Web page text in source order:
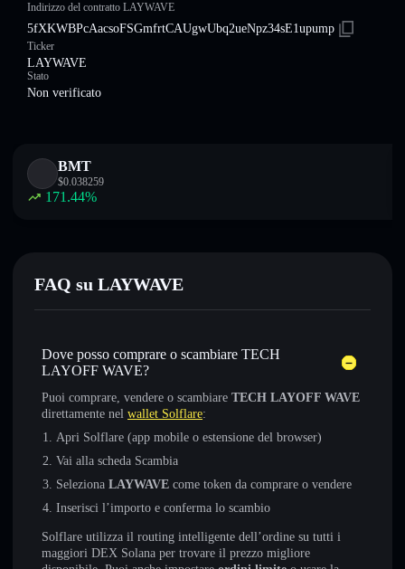
Indirizzo del contratto LAYWAVE
5fXKWBPcAacsoFSGmfrtCAUgwUbq2ueNpz34sE1upump
Ticker
LAYWAVE
Stato
Non verificato
BMT
$0.038259
171.44%
FAQ su LAYWAVE
Dove posso comprare o scambiare TECH
LAYOFF WAVE?
Puoi comprare, vendere o scambiare TECH LAYOFF WAVE
direttamente nel wallet Solflare:
Apri Solflare (app mobile o estensione del browser)
Vai alla scheda Scambia
Seleziona LAYWAVE come token da comprare o vendere
Inserisci l’importo e conferma lo scambio
Solflare utilizza il routing intelligente dell’ordine su tutti i
maggiori DEX Solana per trovare il prezzo migliore